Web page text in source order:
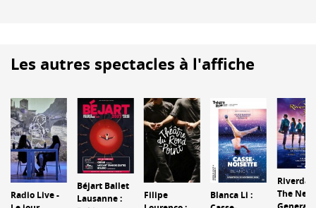
Les autres spectacles à l'affiche
Radio Live -
Béjart Ballet
Lausanne :
Filipe
Blanca Li :
The New